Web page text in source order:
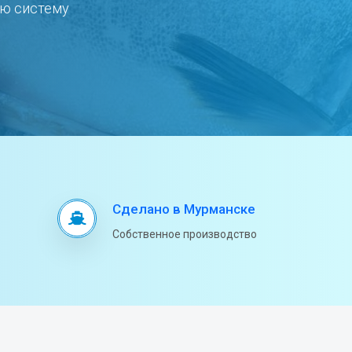
систему
Сделано в Мурманске
Собственное производство